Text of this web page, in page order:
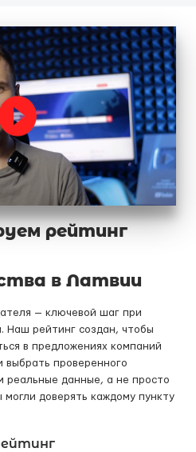
рейтинг
в Латвии
— ключевой шаг при
Наш рейтинг создан, чтобы
в предложениях компаний
выбрать проверенного
реальные данные, а не просто
доверять каждому пункту